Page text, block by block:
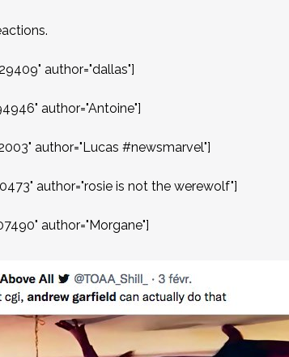
author="dallas"]
author="Antoine"]
author="Lucas #newsmarvel"]
author="rosie is not the werewolf"]
author="Morgane"]